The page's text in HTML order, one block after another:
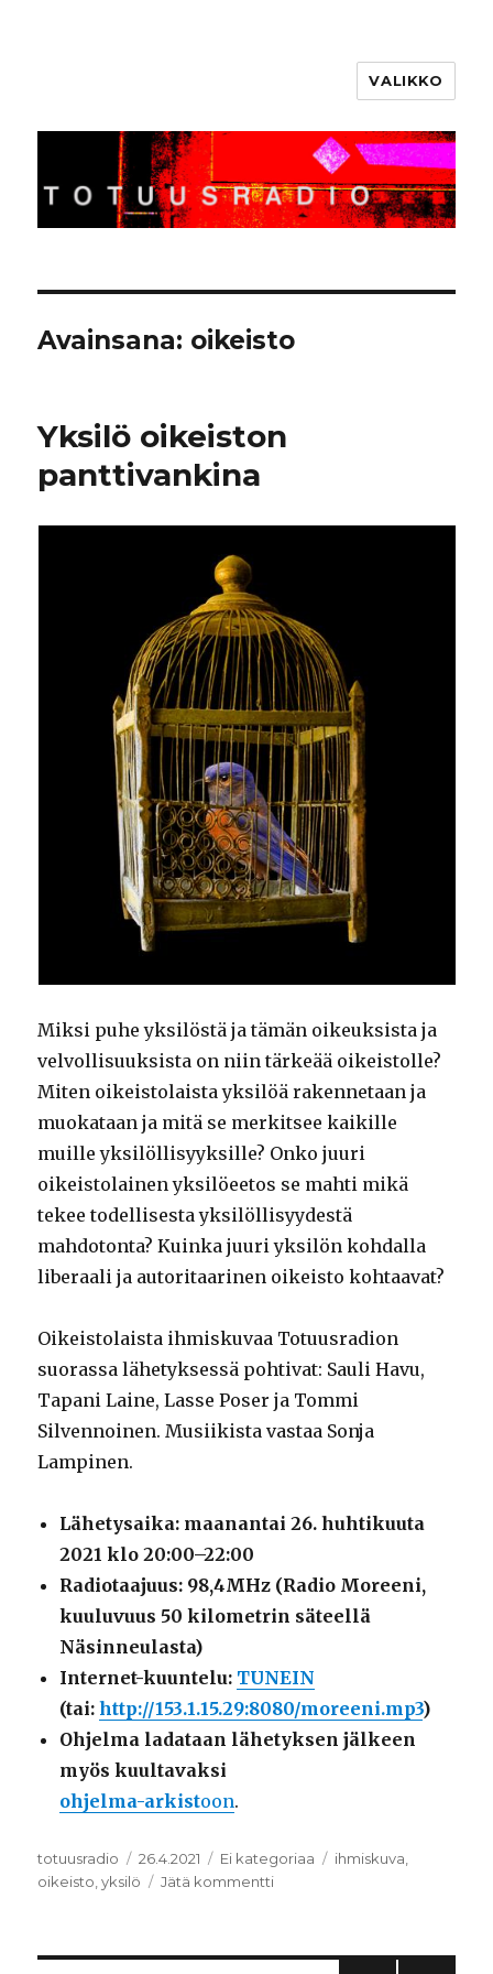
VALIKKO
Avainsana: oikeisto
Yksilö oikeiston
panttivankina
Miksi puhe yksilöstä ja tämän oikeuksista ja
velvollisuuksista on niin tärkeää oikeistolle?
Miten oikeistolaista yksilöä rakennetaan ja
muokataan ja mitä se merkitsee kaikille
muille yksilöllisyyksille? Onko juuri
oikeistolainen yksilöeetos se mahti mikä
tekee todellisesta yksilöllisyydestä
mahdotonta? Kuinka juuri yksilön kohdalla
liberaali ja autoritaarinen oikeisto kohtaavat?
Oikeistolaista ihmiskuvaa Totuusradion
suorassa lähetyksessä pohtivat: Sauli Havu,
Tapani Laine, Lasse Poser ja Tommi
Silvennoinen. Musiikista vastaa Sonja
Lampinen.
Lähetysaika: maanantai 26. huhtikuuta
2021 klo 20:00–22:00
Radiotaajuus: 98,4MHz (Radio Moreeni,
kuuluvuus 50 kilometrin säteellä
Näsinneulasta)
Internet-kuuntelu: TUNEIN
(tai:http://153.1.15.29:8080/moreeni.mp3)
Ohjelma ladataan lähetyksen jälkeen
myös kuultavaksi
ohjelma-arkistoon.
Kirjoittaja
totuusradio Julkaistu
26.4.2021 Kategoriat
Ei kategoriaa Avainsanat
ihmiskuva,
oikeisto,yksilö Jätä kommentti
panttivankina